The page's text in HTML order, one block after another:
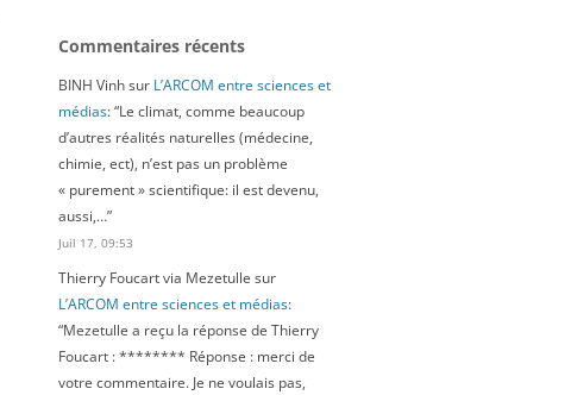
Commentaires récents
BINH Vinhsur L’ARCOM entre sciences et
médias: “Le climat, comme beaucoup
d’autres réalités naturelles (médecine,
chimie, ect), n’est pas un problème
« purement » scientifique: il est devenu,
aussi,…”
Juil 17, 09:53
Thierry Foucart via Mezetulle sur
L’ARCOM entre sciences et médias:
“Mezetulle a reçu la réponse de Thierry
Foucart : ******** Réponse : merci de
votre commentaire. Je ne voulais pas,